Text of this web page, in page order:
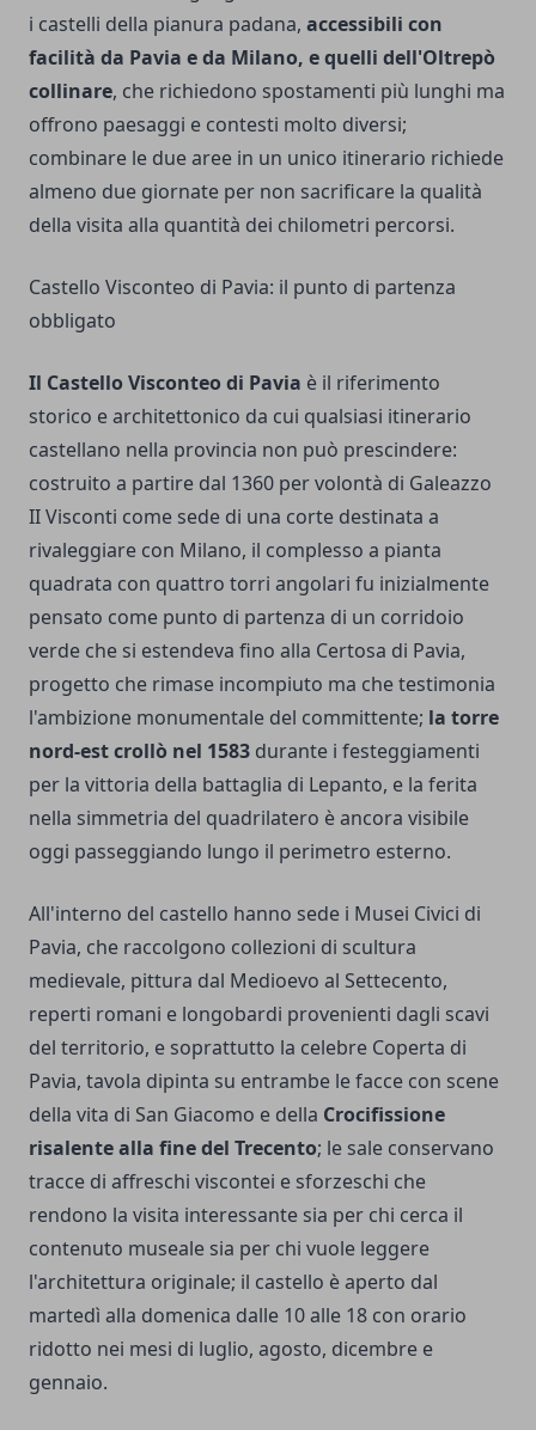
i castelli della pianura padana, accessibili con
facilità da Pavia e da Milano, e quelli dell'Oltrepò
collinare, che richiedono spostamenti più lunghi ma
offrono paesaggi e contesti molto diversi;
combinare le due aree in un unico itinerario richiede
almeno due giornate per non sacrificare la qualità
della visita alla quantità dei chilometri percorsi.
Castello Visconteo di Pavia: il punto di partenza
obbligato
Il Castello Visconteo di Pavia è il riferimento
storico e architettonico da cui qualsiasi itinerario
castellano nella provincia non può prescindere:
costruito a partire dal 1360 per volontà di Galeazzo
II Visconti come sede di una corte destinata a
rivaleggiare con Milano, il complesso a pianta
quadrata con quattro torri angolari fu inizialmente
pensato come punto di partenza di un corridoio
verde che si estendeva fino alla Certosa di Pavia,
progetto che rimase incompiuto ma che testimonia
l'ambizione monumentale del committente; la torre
nord-est crollò nel 1583 durante i festeggiamenti
per la vittoria della battaglia di Lepanto, e la ferita
nella simmetria del quadrilatero è ancora visibile
oggi passeggiando lungo il perimetro esterno.
All'interno del castello hanno sede i Musei Civici di
Pavia, che raccolgono collezioni di scultura
medievale, pittura dal Medioevo al Settecento,
reperti romani e longobardi provenienti dagli scavi
del territorio, e soprattutto la celebre Coperta di
Pavia, tavola dipinta su entrambe le facce con scene
della vita di San Giacomo e della Crocifissione
risalente alla fine del Trecento; le sale conservano
tracce di affreschi viscontei e sforzeschi che
rendono la visita interessante sia per chi cerca il
contenuto museale sia per chi vuole leggere
l'architettura originale; il castello è aperto dal
martedì alla domenica dalle 10 alle 18 con orario
ridotto nei mesi di luglio, agosto, dicembre e
gennaio.